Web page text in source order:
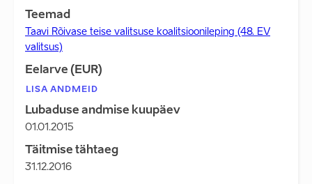
Teemad
Taavi Rõivase teise valitsuse koalitsioonileping (48. EV
valitsus)
Eelarve (EUR)
LISA ANDMEID
Lubaduse andmise kuupäev
01.01.2015
Täitmise tähtaeg
31.12.2016